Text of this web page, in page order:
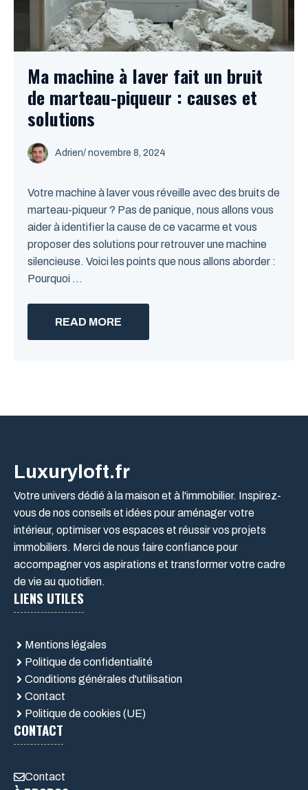
Ma machine à laver fait un bruit
de marteau-piqueur : causes et
solutions
Adrien/ novembre 8, 2024
Votre machine à laver vous réveille avec des bruits de
marteau-piqueur ? Pas de panique, nous allons vous
aider à identifier la cause de ce vacarme et vous
proposer des solutions pour retrouver une machine
silencieuse. Voici les points que nous allons aborder :
Pourquoi ...
READ MORE
Luxuryloft.fr
Votre univers dédié à la maison et à l'immobilier. Inspirez-
vous de nos conseils et idées pour aménager votre
intérieur, optimiser vos espaces et réussir vos projets
immobiliers. Merci de nous faire confiance pour
accompagner vos aspirations et transformer votre cadre
de vie au quotidien.
LIENS UTILES
Mentions légales
Politique de confidentialité
Conditions générales d'utilisation
Contact
Politique de cookies (UE)
CONTACT
Contact